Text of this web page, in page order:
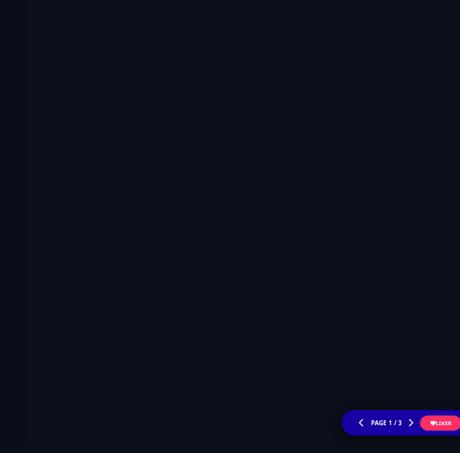
PAGE 1 / 3 LIKER